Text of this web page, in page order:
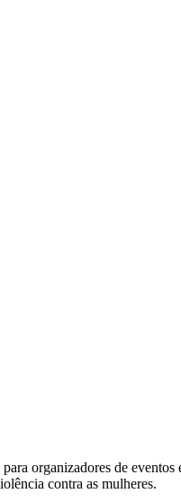
organizadores de eventos
contra as mulheres.